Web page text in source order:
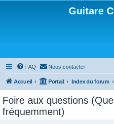
Guitare
FAQ Nous contacter
Accueil Portail Index du forum
Foire aux questions
fréquemment)